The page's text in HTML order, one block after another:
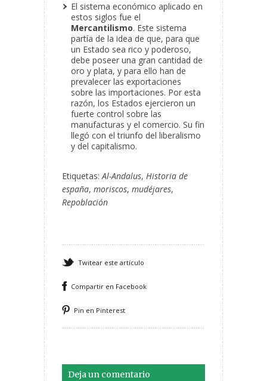
El sistema económico aplicado en
estos siglos fue el
Mercantilismo. Este sistema
partía de la idea de que, para que
un Estado sea rico y poderoso,
debe poseer una gran cantidad de
oro y plata, y para ello han de
prevalecer las exportaciones
sobre las importaciones. Por esta
razón, los Estados ejercieron un
fuerte control sobre las
manufacturas y el comercio. Su fin
llegó con el triunfo del liberalismo
y del capitalismo.
Etiquetas:Al-Andalus, Historia de
españa, moriscos, mudéjares,
Repoblación
Twitear este artículo
Compartir en Facebook
Pin en Pinterest
Deja un comentario